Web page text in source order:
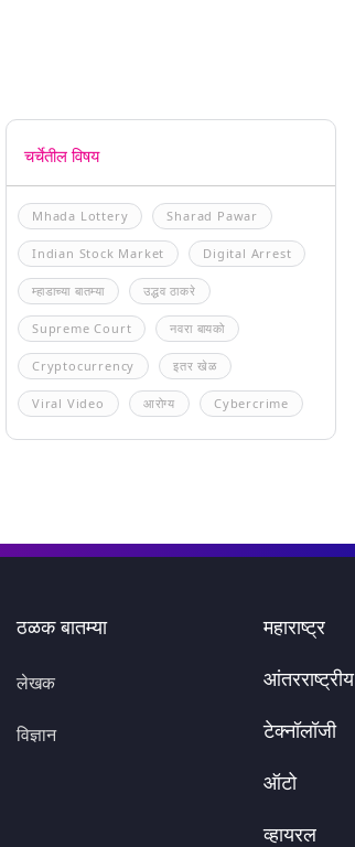
चर्चेतील विषय
Mhada Lottery Sharad Pawar
Indian Stock Market Digital Arrest
म्हाडाच्या बातम्या उद्धव ठाकरे
Supreme Court नवरा बायको
Cryptocurrency इतर खेळ
Viral Video आरोग्य Cybercrime
ठळक बातम्या
लेखक
विज्ञान
महाराष्ट्र
आंतरराष्ट्रीय
टेक्नॉलॉजी
ऑटो
व्हायरल